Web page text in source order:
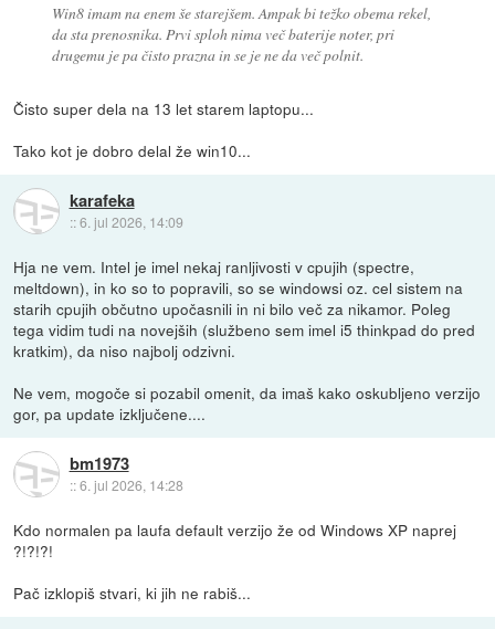
Win8 imam na enem še starejšem. Ampak bi težko obema rekel,
da sta prenosnika. Prvi sploh nima več baterije noter, pri
drugemu je pa čisto prazna in se je ne da več polnit.
Čisto super dela na 13 let starem laptopu...
Tako kot je dobro delal že win10...
karafeka
::6. jul 2026, 14:09
Hja ne vem. Intel je imel nekaj ranljivosti v cpujih (spectre,
meltdown), in ko so to popravili, so se windowsi oz. cel sistem na
starih cpujih občutno upočasnili in ni bilo več za nikamor. Poleg
tega vidim tudi na novejših (službeno sem imel i5 thinkpad do pred
kratkim), da niso najbolj odzivni.
Ne vem, mogoče si pozabil omenit, da imaš kako oskubljeno verzijo
gor, pa update izključene....
bm1973
::6. jul 2026, 14:28
Kdo normalen pa laufa default verzijo že od Windows XP naprej
?!?!?!
Pač izklopiš stvari, ki jih ne rabiš...